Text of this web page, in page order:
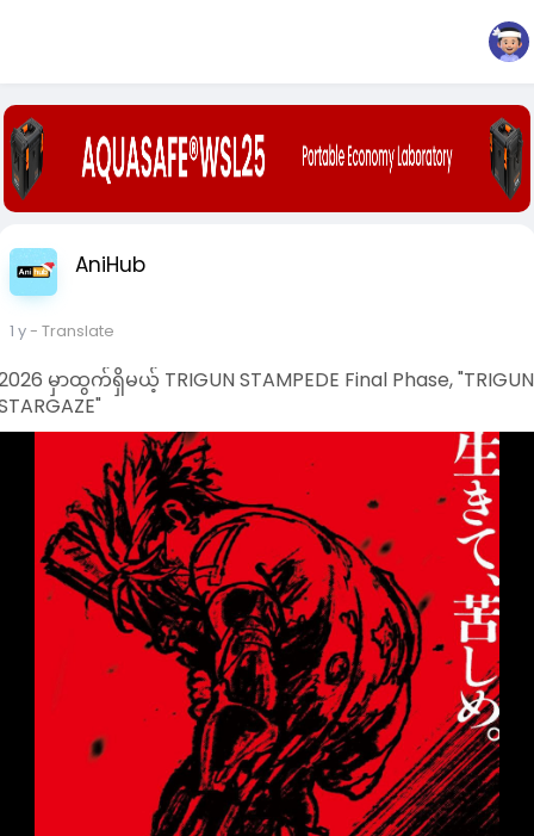
AniHub
1 y- Translate
မှာထွက်ရှိမယ့် TRIGUN STAMPEDE Final Phase, "TRIGUN